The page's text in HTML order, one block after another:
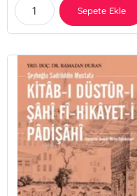
Sepete Ekle